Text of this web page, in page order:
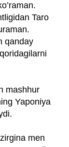
Taro
qanday
mashhur
Yaponiya
men